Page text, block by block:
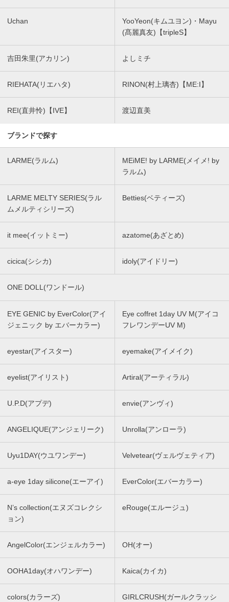
Uchan
YooYeon(キムユヨン)・Mayu
(髙麗真友)【tripleS】
吉田朱里(アカリン) よしミチ
RIEHATA(リエハタ) RINON(村上璃杏)【ME:I】
REI(直井怜)【IVE】 渡辺直美
ブランドで探す
LARME(ラルム)
MEiME! by LARME(メイメ! by
ラルム)
LARME MELTY SERIES(ラル
ムメルティシリーズ)
Betties(ベティーズ)
it mee(イットミー) azatome(あざとめ)
cicica(シシカ) idoly(アイドリー)
ONE DOLL(ワンドール)
EYE GENIC by EverColor(アイ
ジェニック by エバーカラー)
Eye coffret 1day UV M(アイコ
フレワンデーUV M)
eyestar(アイスター) eyemake(アイメイク)
eyelist(アイリスト) Artiral(アーティラル)
U.P.D(アプデ) envie(アンヴィ)
ANGELIQUE(アンジェリーク) Unrolla(アンローラ)
Uyu1DAY(ウユワンデー) Velvetear(ヴェルヴェティア)
a-eye 1day silicone(エーアイ) EverColor(エバーカラー)
N’s collection(エヌズコレクシ
ョン)
eRouge(エルージュ)
AngelColor(エンジェルカラー) OH(オー)
OOHA1day(オハワンデー) Kaica(カイカ)
colors(カラーズ) GIRLCRUSH(ガールクラッシ